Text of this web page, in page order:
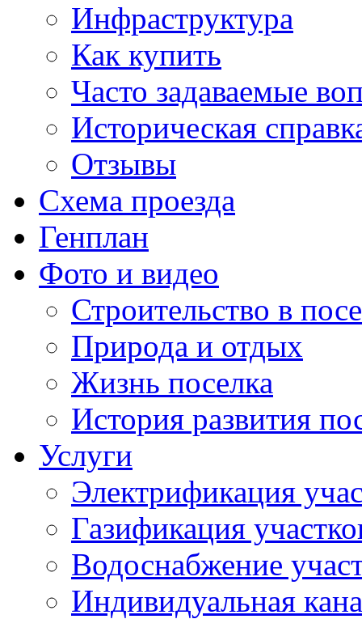
Инфраструктура
Как купить
Часто задаваемые
Историческая
Отзывы
Схема проезда
Генплан
Фото и видео
Строительство в
Природа и отдых
Жизнь поселка
История развития
Услуги
Электрификация
Газификация
Водоснабжение
Индивидуальная